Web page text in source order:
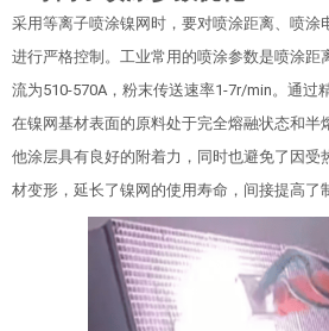
采用等离子喷涂镍网时，要对喷涂距离、喷涂
进行严格控制。工业常用的喷涂参数是喷涂距
流为510-570A，粉末传送速率1-7r/min。通过
在镍网基材表面的原料处于完全熔融状态和半
他涂层具有良好的附着力，同时也避免了因受
材变形，延长了镍网的使用寿命，间接提高了